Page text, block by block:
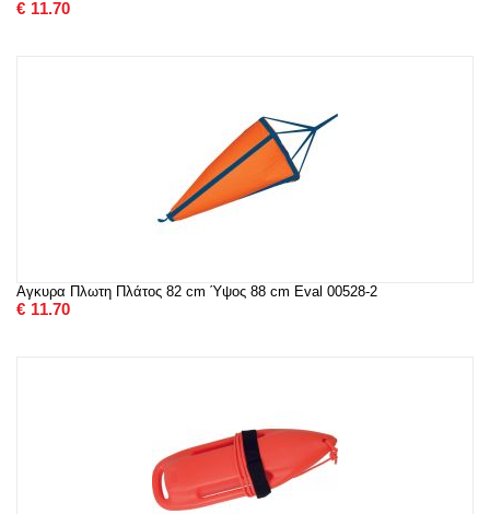
€ 11.70
Αγκυρα Πλωτη Πλάτος 82 cm Ύψος 88 cm Eval 00528-2
€ 11.70